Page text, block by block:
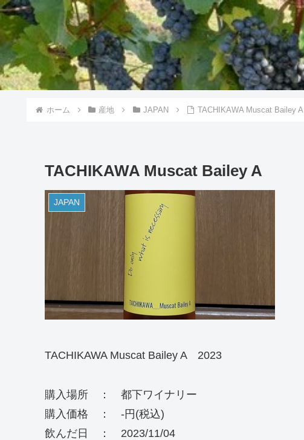
ホーム 産地 JAPAN TACHIKAWA Muscat Bailey A
TACHIKAWA Muscat Bailey A
JAPAN
TACHIKAWA Muscat Bailey A 2023
購入場所 ： 都下ワイナリー
購入価格 ： -円(税込)
飲んだ日 ： 2023/11/04